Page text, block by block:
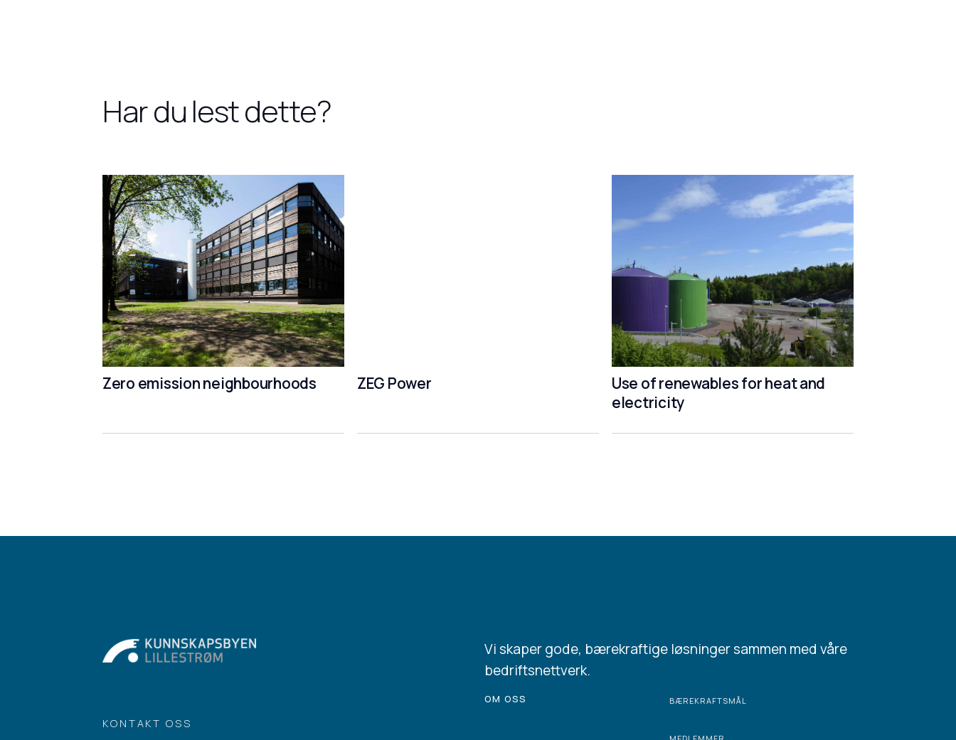
Har du lest dette?
Zero emission neighbourhoods ZEG Power
Use of renewables for heat and
electricity
KONTAKT OSS
Vi skaper gode, bærekraftige løsninger sammen med våre
bedriftsnettverk.
OM OSS BÆREKRAFTSMÅL